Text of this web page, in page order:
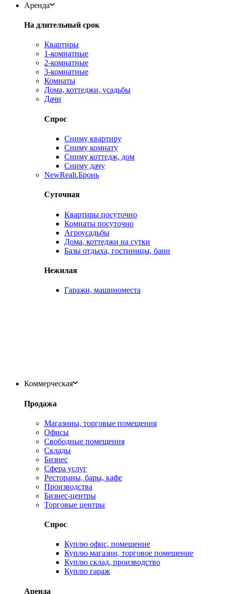
Аренда
На длительный срок
Квартиры
1-комнатные
2-комнатные
3-комнатные
Комнаты
Дома, коттеджи, усадьбы
Дачи
Спрос
Сниму квартиру
Сниму комнату
Сниму коттедж, дом
Сниму дачу
NewRealt.Бронь
Суточная
Квартиры посуточно
Комнаты посуточно
Агроусадьбы
Дома, коттеджи на сутки
Базы отдыха, гостиницы, бани
Нежилая
Гаражи, машиноместа
Коммерческая
Продажа
Магазины, торговые помещения
Офисы
Свободные помещения
Склады
Бизнес
Сфера услуг
Рестораны, бары, кафе
Производства
Бизнес-центры
Торговые центры
Спрос
Куплю офис, помещение
Куплю магазин, торговое помещение
Куплю склад, производство
Куплю гараж
Аренда